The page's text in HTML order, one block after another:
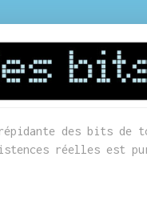
des bits de
réelles est